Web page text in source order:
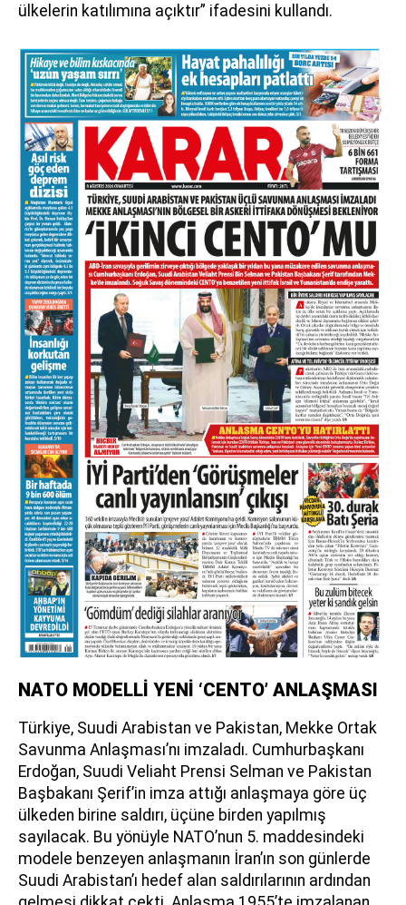
ülkelerin katılımına açıktır” ifadesini kullandı.
NATO MODELLİ YENİ ‘CENTO’ ANLAŞMASI
Türkiye, Suudi Arabistan ve Pakistan, Mekke Ortak
Savunma Anlaşması’nı imzaladı. Cumhurbaşkanı
Erdoğan, Suudi Veliaht Prensi Selman ve Pakistan
Başbakanı Şerif’in imza attığı anlaşmaya göre üç
ülkeden birine saldırı, üçüne birden yapılmış
sayılacak. Bu yönüyle NATO’nun 5. maddesindeki
modele benzeyen anlaşmanın İran’ın son günlerde
Suudi Arabistan’ı hedef alan saldırılarının ardından